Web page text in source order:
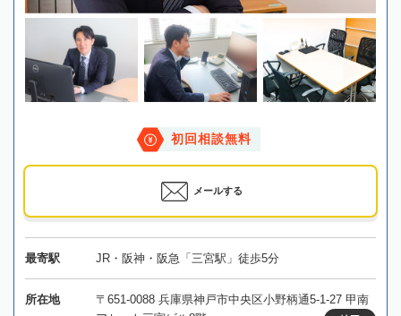
初回相談無料
メールする
最寄駅 JR・阪神・阪急「三宮駅」徒歩5分
所在地
〒651-0088 兵庫県神戸市中央区小野柄通5-1-27 甲南